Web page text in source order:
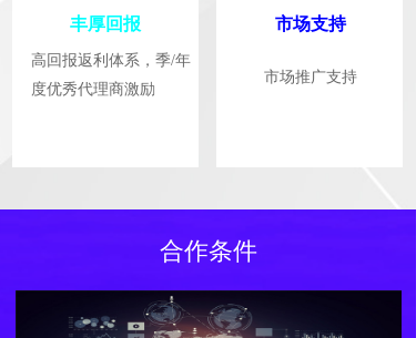
丰厚回报
高回报返利体系，季/年
度优秀代理商激励
市场支持
市场推广支持
合作条件